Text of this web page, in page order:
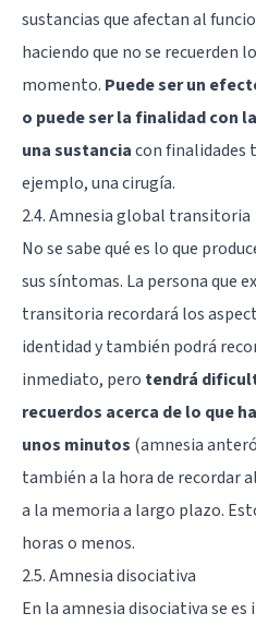
sustancias que afectan al
haciendo que no se recuerden
momento. Puede ser un
o puede ser la finalidad con
una sustanciacon finalidades
ejemplo, una cirugía.
2.4. Amnesia global transitoria
No se sabe qué es lo que
sus síntomas. La persona que
transitoria recordará los
identidad y también podrá
inmediato, pero tendrá
recuerdos acerca de lo que
unos minutos (amnesia
también a la hora de recordar
a la memoria a largo plazo.
horas o menos.
2.5. Amnesia disociativa
En la amnesia disociativa se es